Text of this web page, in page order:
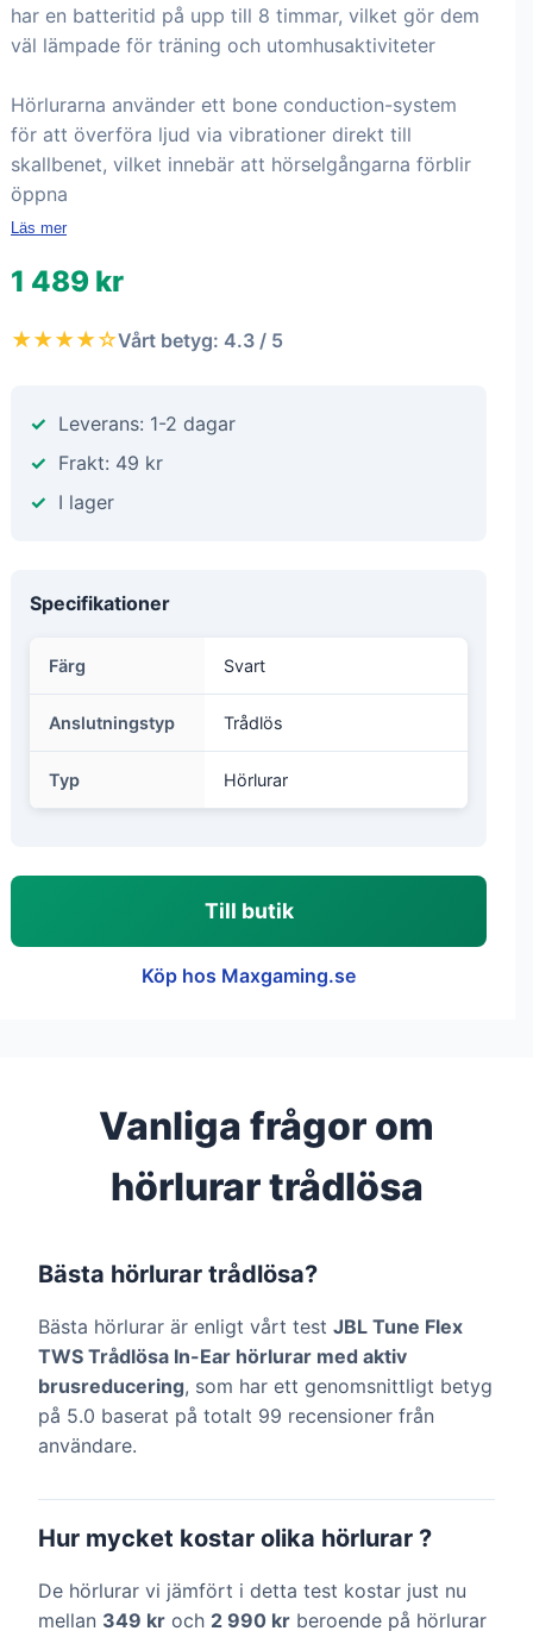
har en batteritid på upp till 8 timmar, vilket gör dem
väl lämpade för träning och utomhusaktiviteter
Hörlurarna använder ett bone conduction-system
för att överföra ljud via vibrationer direkt till
skallbenet, vilket innebär att hörselgångarna förblir
öppna
Läs mer
1 489 kr
★★★★☆Vårt betyg: 4.3 / 5
Leverans: 1-2 dagar
Frakt: 49 kr
I lager
Specifikationer
Färg Svart
Anslutningstyp Trådlös
Typ Hörlurar
Till butik
Köp hos Maxgaming.se
Vanliga frågor om
hörlurar trådlösa
Bästa hörlurar trådlösa?
Bästa hörlurar är enligt vårt test JBL Tune Flex
TWS Trådlösa In-Ear hörlurar med aktiv
brusreducering, som har ett genomsnittligt betyg
på 5.0 baserat på totalt 99 recensioner från
användare.
Hur mycket kostar olika hörlurar ?
De hörlurar vi jämfört i detta test kostar just nu
mellan 349 kr och 2 990 kr beroende på hörlurar